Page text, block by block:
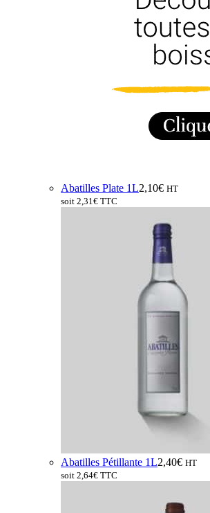
Abatilles Plate 1L2,10€ HT
soit 2,31€ TTC
Abatilles Pétillante 1L2,40€ HT
soit 2,64€ TTC